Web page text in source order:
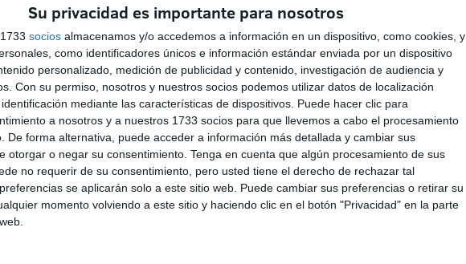
Su privacidad es importante para nosotros
socios almacenamos y/o accedemos a información en un dispositivo, como cookies, y
como identificadores únicos e información estándar enviada por un dispositivo
personalizado, medición de publicidad y contenido, investigación de audiencia y
Con su permiso, nosotros y nuestros socios podemos utilizar datos de localización
mediante las características de dispositivos. Puede hacer clic para
a nosotros y a nuestros 1733 socios para que llevemos a cabo el procesamiento
De forma alternativa, puede acceder a información más detallada y cambiar sus
otorgar o negar su consentimiento. Tenga en cuenta que algún procesamiento de sus
no requerir de su consentimiento, pero usted tiene el derecho de rechazar tal
se aplicarán solo a este sitio web. Puede cambiar sus preferencias o retirar su
momento volviendo a este sitio y haciendo clic en el botón "Privacidad" en la parte
al Ejecutivo localpor el grado de ejecución de la
de lonas tensadasy fuentes de agua potable en los
estudios e informes pertinentes previos a la
escolares.
buscando así que se cumplan las promesas
centros escolares.